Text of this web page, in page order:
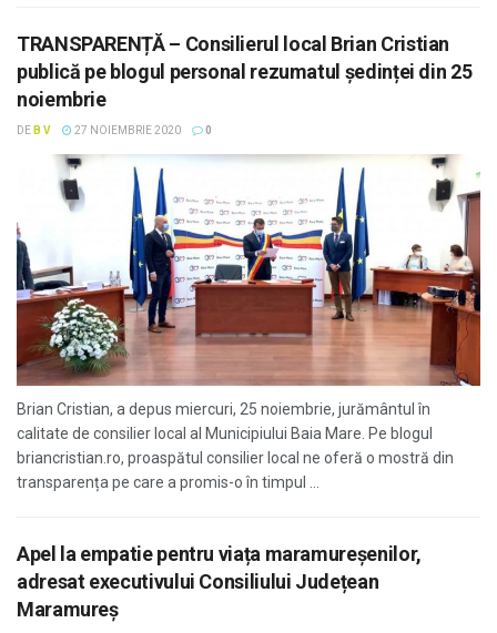
TRANSPARENȚĂ – Consilierul local Brian Cristian
publică pe blogul personal rezumatul ședinței din 25
noiembrie
DE B V 27 NOIEMBRIE 2020 0
Brian Cristian, a depus miercuri, 25 noiembrie, jurământul în
calitate de consilier local al Municipiului Baia Mare. Pe blogul
briancristian.ro, proaspătul consilier local ne oferă o mostră din
transparența pe care a promis-o în timpul ...
Apel la empatie pentru viața maramureșenilor,
adresat executivului Consiliului Județean
Maramureș